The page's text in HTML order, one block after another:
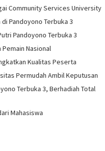
Community Services University
Pandoyono Terbuka 3
Pandoyono Terbuka 3
Pemain Nasional
Kualitas Peserta
Permudah Ambil Keputusan
Terbuka 3, Berhadiah Total
Mahasiswa